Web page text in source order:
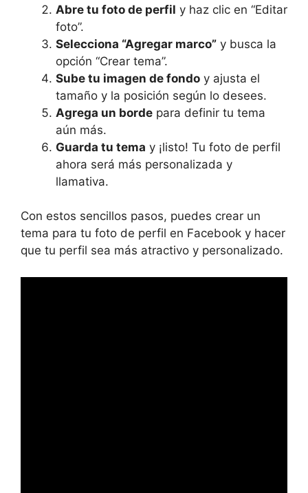
Abre tu foto de perfil y haz clic en “Editar
foto”.
Selecciona “Agregar marco” y busca la
opción “Crear tema”.
Sube tu imagen de fondo y ajusta el
tamaño y la posición según lo desees.
Agrega un borde para definir tu tema
aún más.
Guarda tu tema y ¡listo! Tu foto de perfil
ahora será más personalizada y
llamativa.
Con estos sencillos pasos, puedes crear un
tema para tu foto de perfil en Facebook y hacer
que tu perfil sea más atractivo y personalizado.